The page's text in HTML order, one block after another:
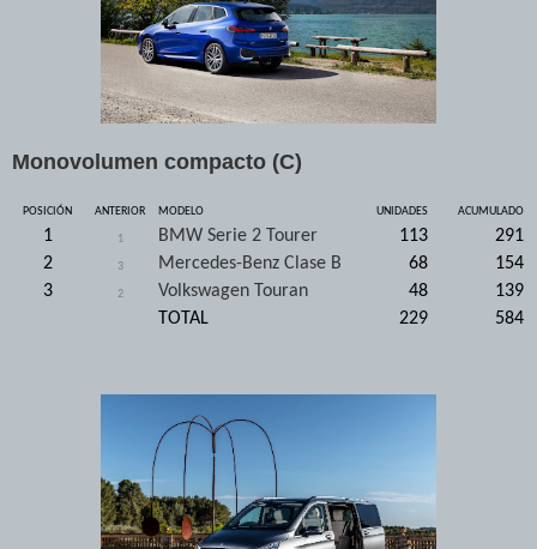
Monovolumen compacto (C)
POSICIÓN ANTERIOR MODELO UNIDADES ACUMULADO
1 1 BMW Serie 2 Tourer 113
291
2
3 Mercedes-Benz Clase B 68
154
3
2 Volkswagen Touran 48
139
TOTAL
229 584